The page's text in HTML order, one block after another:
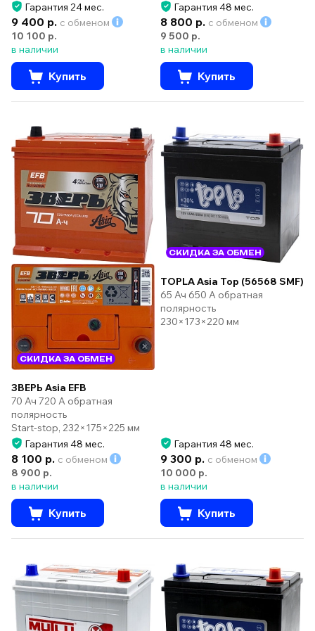
Гарантия 24 мес.
9 400 р. с обменом
10 100 р.
в наличии
Купить
Гарантия 48 мес.
8 800 р. с обменом
9 500 р.
в наличии
Купить
СКИДКА ЗА ОБМЕН
ЗВЕРЬ Asia EFB
70 Ач 720 А обратная
полярность
Start-stop, 232×175×225 мм
Гарантия 48 мес.
8 100 р. с обменом
8 900 р.
в наличии
Купить
СКИДКА ЗА ОБМЕН
TOPLA Asia Top (56568 SMF)
65 Ач 650 А обратная
полярность
230×173×220 мм
Гарантия 48 мес.
9 300 р. с обменом
10 000 р.
в наличии
Купить